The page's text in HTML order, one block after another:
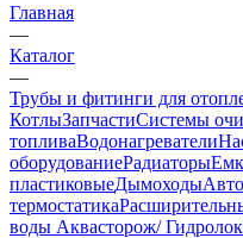
Главная
—
Каталог
—
Трубы и фитинги для
КотлыЗапчастиСистемы
топливаВодонагреватели
оборудованиеРадиаторы
пластиковыеДымоходы
термостатика
воды Аквасторож/ Гидролок